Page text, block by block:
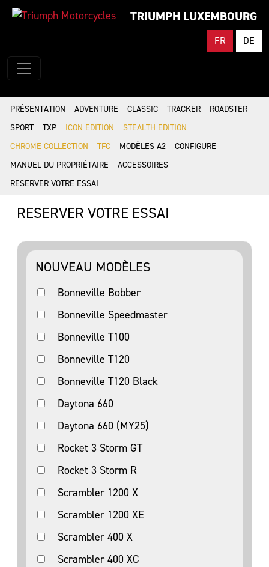
TRIUMPH LUXEMBOURG
FR DE
PRÉSENTATION ADVENTURE CLASSIC TRACKER
ROADSTER
SPORT
TXP ICON EDITION
STEALTH EDITION
CHROME COLLECTION
TFC MODÈLES A2
CONFIGURE
MANUEL DU PROPRIÉTAIRE
ACCESSOIRES
RESERVER VOTRE ESSAI
RESERVER VOTRE ESSAI
NOUVEAU MODÈLES
Bonneville Bobber
Bonneville Speedmaster
Bonneville T100
Bonneville T120
Bonneville T120 Black
Daytona 660
Daytona 660 (MY25)
Rocket 3 Storm GT
Rocket 3 Storm R
Scrambler 1200 X
Scrambler 1200 XE
Scrambler 400 X
Scrambler 400 XC